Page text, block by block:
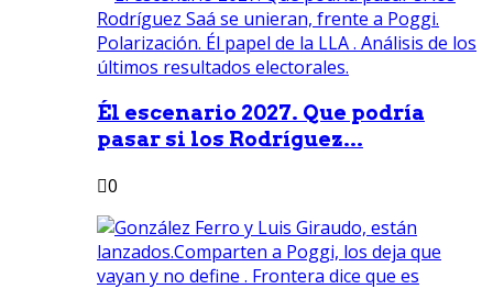
Él escenario 2027. Que podría
pasar si los Rodríguez...
0